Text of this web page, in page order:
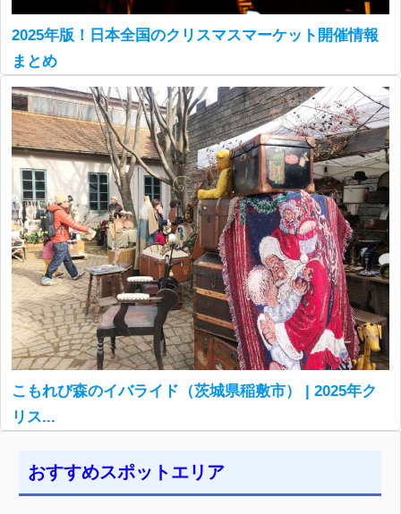
2025年版！日本全国のクリスマスマーケット開催情報
まとめ
こもれび森のイバライド（茨城県稲敷市） | 2025年ク
リス...
おすすめスポットエリア